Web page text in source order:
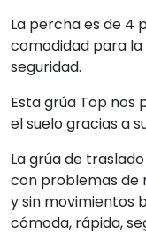
La percha es de 4
comodidad para
seguridad.
Esta grúa Top nos
el suelo gracias a
La grúa de
con problemas de
y sin movimientos
cómoda, rápida,